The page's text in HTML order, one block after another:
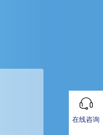
在线咨询